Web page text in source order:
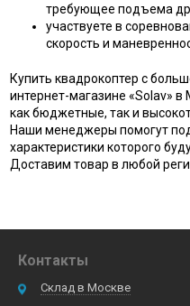
требующее подъема
участвуете в
скорость и
Купить квадрокоптер с
интернет-магазине «Solav»
как бюджетные, так и
Наши менеджеры помогут
характеристики которого
Доставим товар в любой
Контакты
Склад в Москве